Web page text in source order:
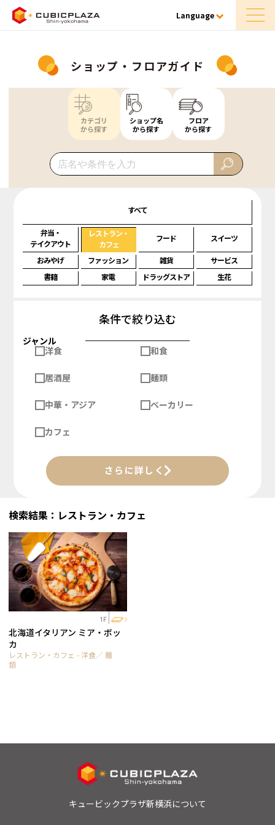
Language
ショップ・フロアガイド
カテゴリ
から探す
ショップ名
から探す
フロア
から探す
すべて
弁当・
テイクアウト
レストラン・
カフェ
フード スイーツ
おみやげ ファッション 雑貨
サービス
書籍
家電 ドラッグストア 生花
条件で絞り込む
ジャンル
洋食
和食
居酒屋 麺類
中華・アジア ベーカリー
カフェ
さらに詳しく
検索結果：レストラン・カフェ
1F
北海道イタリアン ミア・ボッ
カ
レストラン・カフェ - 洋食／ 麺
類
キュービックプラザ新横浜について